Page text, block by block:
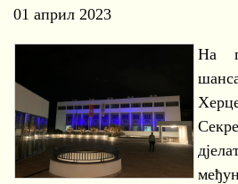
01 април 2023
На